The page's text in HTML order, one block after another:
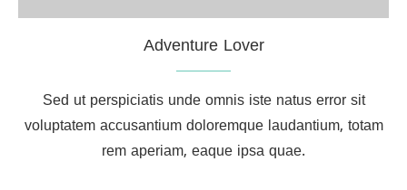
Adventure Lover
Sed ut perspiciatis unde omnis iste natus error sit
voluptatem accusantium doloremque laudantium, totam
rem aperiam, eaque ipsa quae.